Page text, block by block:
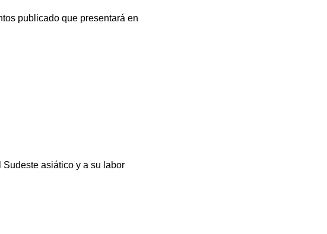
publicado que presentará en
asiático y a su labor